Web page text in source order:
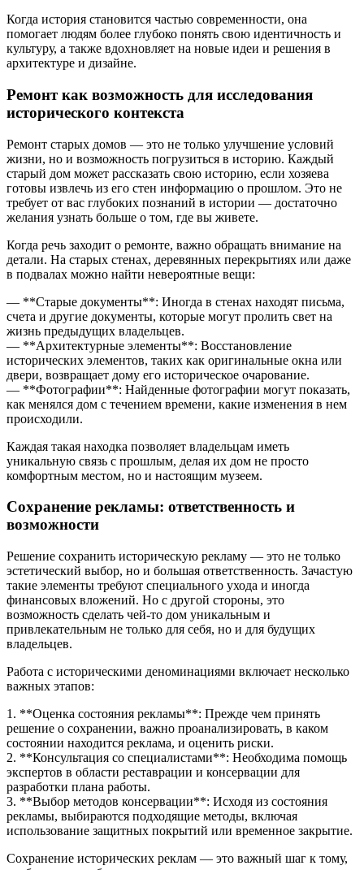
Когда история становится частью современности, она
помогает людям более глубоко понять свою идентичность и
культуру, а также вдохновляет на новые идеи и решения в
архитектуре и дизайне.
Ремонт как возможность для исследования
исторического контекста
Ремонт старых домов — это не только улучшение условий
жизни, но и возможность погрузиться в историю. Каждый
старый дом может рассказать свою историю, если хозяева
готовы извлечь из его стен информацию о прошлом. Это не
требует от вас глубоких познаний в истории — достаточно
желания узнать больше о том, где вы живете.
Когда речь заходит о ремонте, важно обращать внимание на
детали. На старых стенах, деревянных перекрытиях или даже
в подвалах можно найти невероятные вещи:
— **Старые документы**: Иногда в стенах находят письма,
счета и другие документы, которые могут пролить свет на
жизнь предыдущих владельцев.
— **Архитектурные элементы**: Восстановление
исторических элементов, таких как оригинальные окна или
двери, возвращает дому его историческое очарование.
— **Фотографии**: Найденные фотографии могут показать,
как менялся дом с течением времени, какие изменения в нем
происходили.
Каждая такая находка позволяет владельцам иметь
уникальную связь с прошлым, делая их дом не просто
комфортным местом, но и настоящим музеем.
Сохранение рекламы: ответственность и
возможности
Решение сохранить историческую рекламу — это не только
эстетический выбор, но и большая ответственность. Зачастую
такие элементы требуют специального ухода и иногда
финансовых вложений. Но с другой стороны, это
возможность сделать чей-то дом уникальным и
привлекательным не только для себя, но и для будущих
владельцев.
Работа с историческими деноминациями включает несколько
важных этапов:
1. **Оценка состояния рекламы**: Прежде чем принять
решение о сохранении, важно проанализировать, в каком
состоянии находится реклама, и оценить риски.
2. **Консультация со специалистами**: Необходима помощь
экспертов в области реставрации и консервации для
разработки плана работы.
3. **Выбор методов консервации**: Исходя из состояния
рекламы, выбираются подходящие методы, включая
использование защитных покрытий или временное закрытие.
Сохранение исторических реклам — это важный шаг к тому,